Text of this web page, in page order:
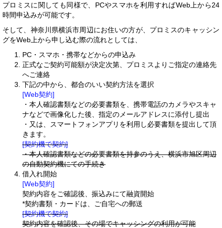
プロミスに関しても同様で、PCやスマホを利用すればWeb上から24
時間申込みが可能です。
そして、神奈川県横浜市周辺にお住いの方が、プロミスのキャッシン
グをWeb上から申し込む際の流れとしては、
PC・スマホ・携帯などからの申込み
正式なご契約可能額が決定次第、プロミスよりご指定の連絡先
へご連絡
下記の中から、都合のいい契約方法を選択
[Web契約]
・本人確認書類などの必要書類を、携帯電話のカメラやスキャ
ナなどで画像化した後、指定のメールアドレスに添付し提出
・又は、スマートフォンアプリを利用し必要書類を提出して頂
きます。
[契約機で契約]
・本人確認書類などの必要書類を持参のうえ、横浜市旭区周辺
の自動契約機にての手続き
借入れ開始
[Web契約]
契約内容をご確認後、振込みにて融資開始
*契約書類・カードは、ご自宅への郵送
[契約機で契約]
契約内容を確認後、その場でキャッシングの利用が可能